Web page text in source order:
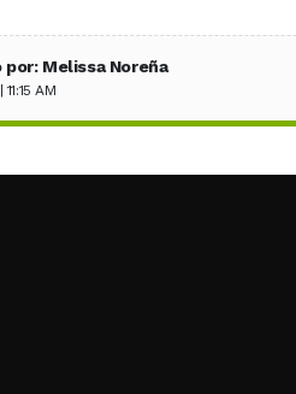
por: Melissa Noreña
AM